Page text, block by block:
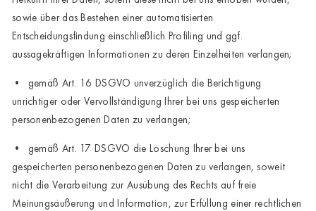
sowie über das Bestehen einer automatisierten
Entscheidungsfindung einschließlich Profiling und ggf.
aussagekräftigen Informationen zu deren Einzelheiten verlangen;
• gemäß Art. 16 DSGVO unverzüglich die Berichtigung
unrichtiger oder Vervollständigung Ihrer bei uns gespeicherten
personenbezogenen Daten zu verlangen;
• gemäß Art. 17 DSGVO die Löschung Ihrer bei uns
gespeicherten personenbezogenen Daten zu verlangen, soweit
nicht die Verarbeitung zur Ausübung des Rechts auf freie
Meinungsäußerung und Information, zur Erfüllung einer rechtlichen